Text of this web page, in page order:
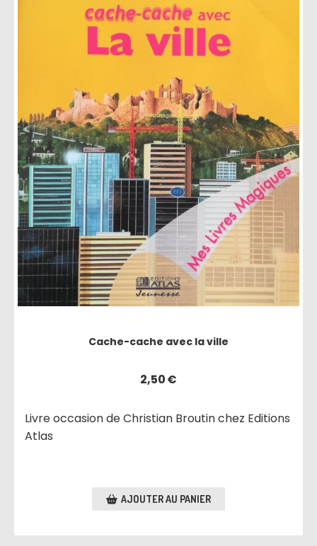
Cache-cache avec la ville
2,50€
Livre occasion de Christian Broutin chez Editions
Atlas
AJOUTER AU PANIER